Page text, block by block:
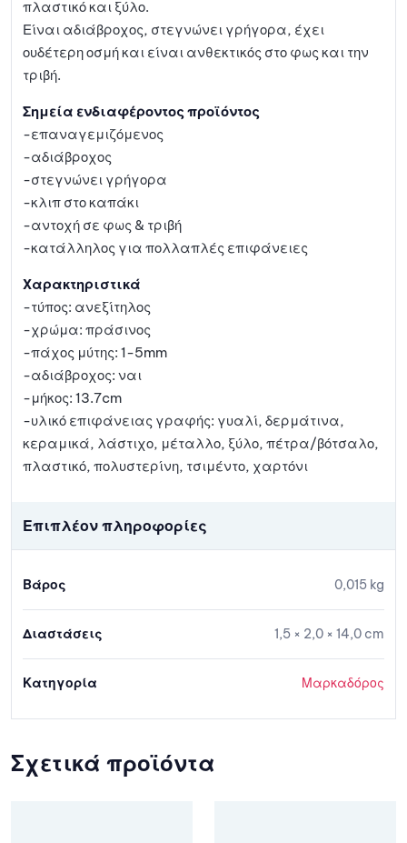
πλαστικό και ξύλο.
Είναι αδιάβροχος, στεγνώνει γρήγορα, έχει
ουδέτερη οσμή και είναι ανθεκτικός στο φως και την
τριβή.
Σημεία ενδιαφέροντος προϊόντος
-επαναγεμιζόμενος
-αδιάβροχος
-στεγνώνει γρήγορα
-κλιπ στο καπάκι
-αντοχή σε φως & τριβή
-κατάλληλος για πολλαπλές επιφάνειες
Χαρακτηριστικά
-τύπος: ανεξίτηλος
-χρώμα: πράσινος
-πάχος μύτης: 1-5mm
-αδιάβροχος: ναι
-μήκος: 13.7cm
-υλικό επιφάνειας γραφής: γυαλί, δερμάτινα,
κεραμικά, λάστιχο, μέταλλο, ξύλο, πέτρα/βότσαλο,
πλαστικό, πολυστερίνη, τσιμέντο, χαρτόνι
Επιπλέον πληροφορίες
Βάρος 0,015 kg
Διαστάσεις 1,5 × 2,0 × 14,0 cm
Κατηγορία Μαρκαδόρος
Σχετικά προϊόντα